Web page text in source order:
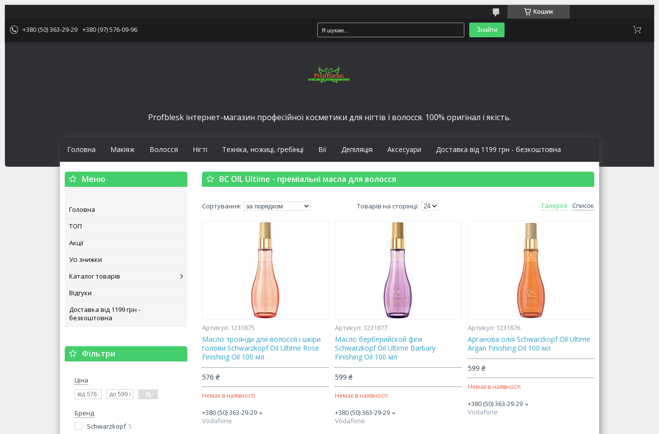
Кошик
+380 (50) 363-29-29 +380 (97) 576-09-96 Знайти
Profblesk інтернет-магазин професійної косметики для нігтів і волосся. 100% оригінал і якість.
Головна Макіяж Волосся Нігті Техніка, ножиці, гребінці Вії Депіляція Аксесуари Доставка від 1199 грн - безкоштовна
Головна
ТОП
Акції
Усі знижки
Каталог товарів
Відгуки
Доставка від 1199 грн -
безкоштовна
Фільтри
Ціна
Бренд
Schwarzkopf 5
BC OIL Ultime - преміальні масла для волосся
Галерея Список
1231875
Масло троянди для волосся і шкіри
голови Schwarzkopf Oil Ultime Rose
Finishing Oil 100 мл
576 ₴
Немає в наявності
+380 (50) 363-29-29
Vodafone
1231877
Масло берберийской фіги
Schwarzkopf Oil Ultime Barbary
Finishing Oil 100 мл
599 ₴
Немає в наявності
+380 (50) 363-29-29
Vodafone
1231876
Арганова олія Schwarzkopf Oil Ultime
Argan Finishing Oil 100 мл
599 ₴
Немає в наявності
+380 (50) 363-29-29
Vodafone